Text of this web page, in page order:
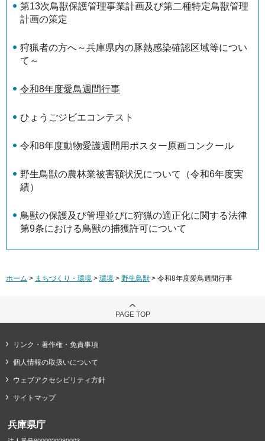
第13次鳥獣保護管理事業計画及び第二種特定鳥獣管理
計画の策定
狩猟者の方へ～兵庫県内の豚熱感染確認区域等につい
て～
令和8年度愛鳥週間行事
ひょうごジビエコンテスト
令和8年度動物愛護週間用ポスター原画コンクール
野生鳥獣の農林業被害額状況について（令和6年度実
績）
鳥獣の保護及び管理並びに狩猟の適正化に関する法律
第9条における鳥獣の捕獲許可について
ホーム > まちづくり・環境 > 環境 > 野生鳥獣 > 令和8年度愛鳥週間行事
PAGE TOP
リンク・著作権・免責事項
個人情報の取扱いについて
ウェブアクセシビリティ方針
サイトマップ
兵庫県庁